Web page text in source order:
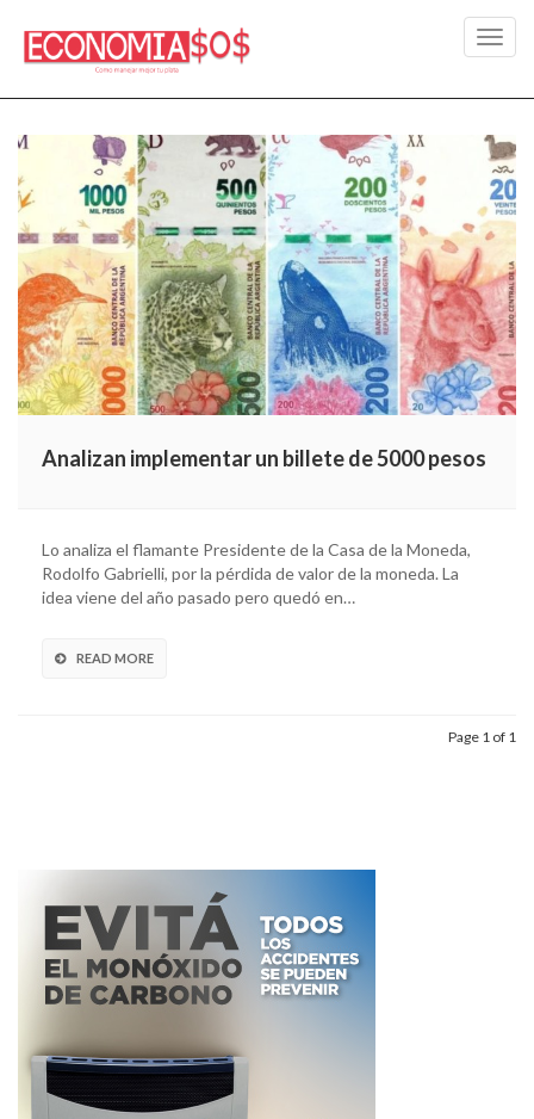
Analizan implementar un billete de 5000 pesos
Lo analiza el flamante Presidente de la Casa de la Moneda,
Rodolfo Gabrielli, por la pérdida de valor de la moneda. La
idea viene del año pasado pero quedó en…
READ MORE
Page 1 of 1